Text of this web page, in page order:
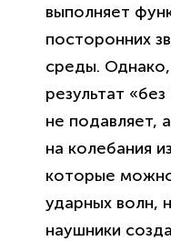
выполняет
посторонних
среды.
результат
не подавляет,
на колебания
которые
ударных волн,
наушники